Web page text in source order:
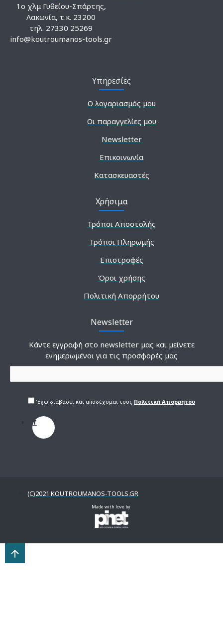
1ο χλμ Γυθείου-Σπάρτης,
Λακωνία, τ.κ. 23200
τηλ. 27330 25269
info@koutroumanos-tools.gr
Υπηρεσίες
Ο λογαριασμός μου
Οι παραγγελίες μου
Newsletter
Επικοινωνία
Κατασκευαστές
Χρήσιμα
Τρόποι Αποστολής
Τρόποι Πληρωμής
Επιστροφές
Όροι χρήσης
Πολιτική Απορρήτου
Newsletter
Κάντε εγγραφή στο newsletter μας και μείνετε
ενημερωμένοι για τις προσφορές μας
Έχω διαβάσει και αποδέχομαι τους Πολιτική Απορρήτου
(C)2021 KOUTROUMANOS-TOOLS.GR
Made with love by